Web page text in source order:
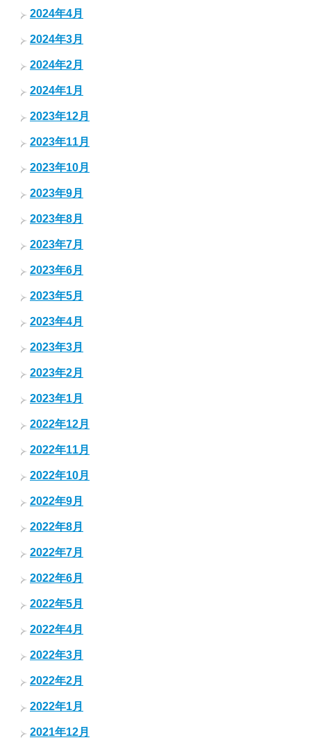
2024年4月
2024年3月
2024年2月
2024年1月
2023年12月
2023年11月
2023年10月
2023年9月
2023年8月
2023年7月
2023年6月
2023年5月
2023年4月
2023年3月
2023年2月
2023年1月
2022年12月
2022年11月
2022年10月
2022年9月
2022年8月
2022年7月
2022年6月
2022年5月
2022年4月
2022年3月
2022年2月
2022年1月
2021年12月